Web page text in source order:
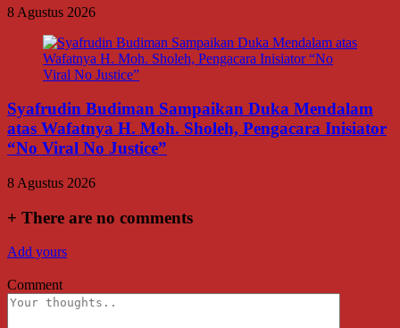
8 Agustus 2026
Syafrudin Budiman Sampaikan Duka Mendalam
atas Wafatnya H. Moh. Sholeh, Pengacara Inisiator
“No Viral No Justice”
8 Agustus 2026
+ There are no comments
Add yours
Comment